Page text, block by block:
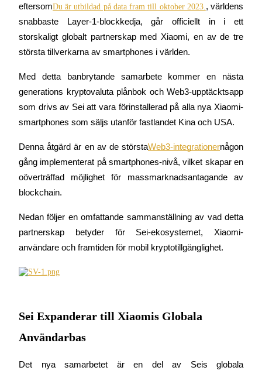
COIN-M Futures
TradFi
Derivat för aktier, valuta, ädelmetaller och råvaror
USDC Futures
Futures med USDC som säkerhet
eftersomDu är utbildad på data fram till oktober 2023. , världens
snabbaste Layer-1-blockkedja, går officiellt in i ett
storskaligt globalt partnerskap med Xiaomi, en av de tre
största tillverkarna av smartphones i världen.
Med detta banbrytande samarbete kommer en nästa
generations kryptovaluta plånbok och Web3-upptäcktsapp
som drivs av Sei att vara förinstallerad på alla nya Xiaomi-
smartphones som säljs utanför fastlandet Kina och USA.
Denna åtgärd är en av de störstaWeb3-integrationernågon
gång implementerat på smartphones-nivå, vilket skapar en
oöverträffad möjlighet för massmarknadsantagande av
blockchain.
Nedan följer en omfattande sammanställning av vad detta
partnerskap betyder för Sei-ekosystemet, Xiaomi-
användare och framtiden för mobil kryptotillgänglighet.
Sei Expanderar till Xiaomis Globala
Användarbas
Det nya samarbetet är en del av Seis globala